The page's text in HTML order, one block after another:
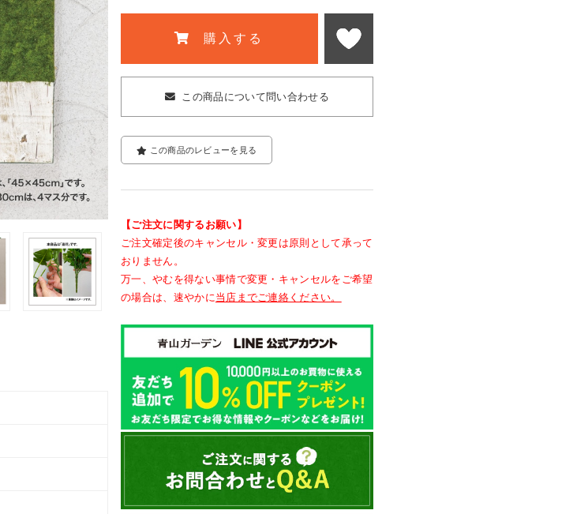
購入する
この商品について問い合わせる
この商品のレビューを見る
【ご注文に関するお願い】
ご注文確定後のキャンセル・変更は原則として承って
おりません。
万一、やむを得ない事情で変更・キャンセルをご希望
の場合は、速やかに当店までご連絡ください。